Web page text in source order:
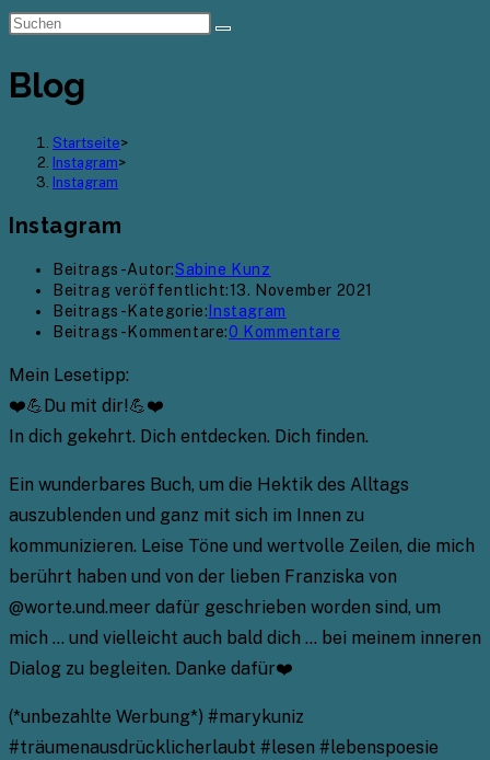
Blog
Startseite>
Instagram>
Instagram
Instagram
Beitrags-Autor:Sabine Kunz
Beitrag veröffentlicht:13. November 2021
Beitrags-Kategorie: Instagram
Beitrags-Kommentare:0 Kommentare
Mein Lesetipp:
❤️💪Du mit dir!💪❤️
In dich gekehrt. Dich entdecken. Dich finden.
Ein wunderbares Buch, um die Hektik des Alltags
auszublenden und ganz mit sich im Innen zu
kommunizieren. Leise Töne und wertvolle Zeilen, die mich
berührt haben und von der lieben Franziska von
@worte.und.meer dafür geschrieben worden sind, um
mich … und vielleicht auch bald dich … bei meinem inneren
Dialog zu begleiten. Danke dafür❤️
(*unbezahlte Werbung*) #marykuniz
#träumenausdrücklicherlaubt #lesen #lebenspoesie